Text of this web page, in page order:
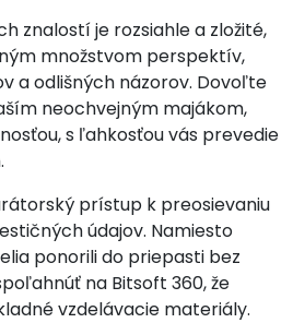
znalostí je rozsiahle a zložité,
množstvom perspektív,
a odlišných názorov. Dovoľte
neochvejným majákom,
s ľahkosťou vás prevedie
prístup k preosievaniu
údajov. Namiesto
ponorili do priepasti bez
na Bitsoft 360, že
vzdelávacie materiály.